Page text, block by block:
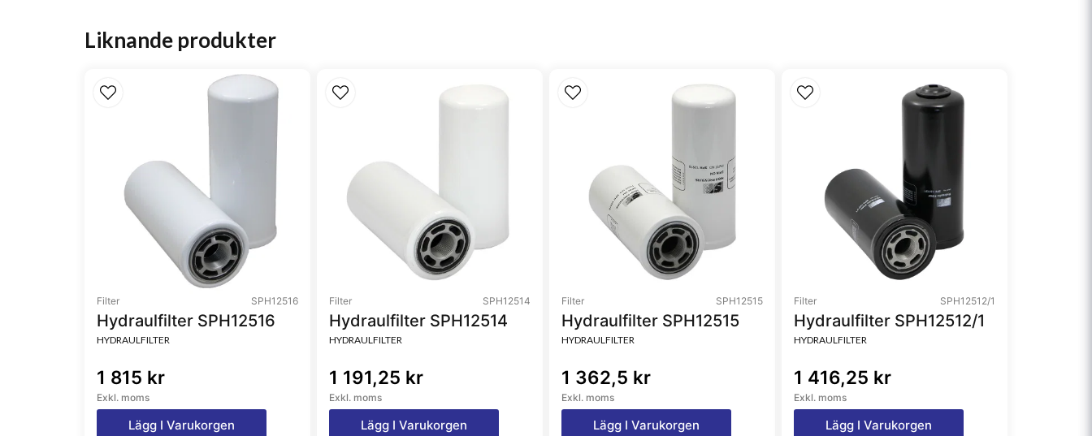
Liknande produkter
Filter SPH12516
Hydraulfilter SPH12516
HYDRAULFILTER
1 815 kr
Exkl. moms
Lägg I Varukorgen
Filter SPH12514
Hydraulfilter SPH12514
HYDRAULFILTER
1 191,25 kr
Exkl. moms
Lägg I Varukorgen
Filter SPH12515
Hydraulfilter SPH12515
HYDRAULFILTER
1 362,5 kr
Exkl. moms
Lägg I Varukorgen
Filter SPH12512/1
Hydraulfilter SPH12512/1
HYDRAULFILTER
1 416,25 kr
Exkl. moms
Lägg I Varukorgen